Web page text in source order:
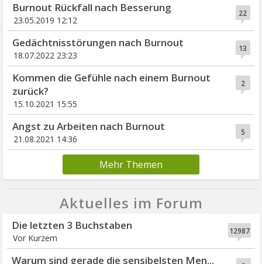
22
Burnout Rückfall nach Besserung
23.05.2019 12:12
13
Gedächtnisstörungen nach Burnout
18.07.2022 23:23
2
Kommen die Gefühle nach einem Burnout
zurück?
15.10.2021 15:55
5
Angst zu Arbeiten nach Burnout
21.08.2021 14:36
Mehr Themen
Aktuelles im Forum
12987
Die letzten 3 Buchstaben
Vor Kurzem
Warum sind gerade die sensibelsten Men...